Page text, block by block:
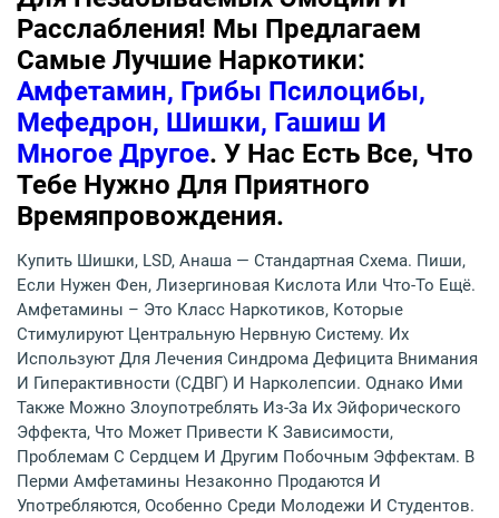
Расслабления! Мы Предлагаем
Самые Лучшие Наркотики:
Амфетамин, Грибы Псилоцибы,
Мефедрон, Шишки, Гашиш И
Многое Другое. У Нас Есть Все, Что
Тебе Нужно Для Приятного
Времяпровождения.
Купить Шишки, LSD, Анаша — Стандартная Схема. Пиши,
Если Нужен Фен, Лизергиновая Кислота Или Что-То Ещё.
Амфетамины – Это Класс Наркотиков, Которые
Стимулируют Центральную Нервную Систему. Их
Используют Для Лечения Синдрома Дефицита Внимания
И Гиперактивности (СДВГ) И Нарколепсии. Однако Ими
Также Можно Злоупотреблять Из-За Их Эйфорического
Эффекта, Что Может Привести К Зависимости,
Проблемам С Сердцем И Другим Побочным Эффектам. В
Перми Амфетамины Незаконно Продаются И
Употребляются, Особенно Среди Молодежи И Студентов.